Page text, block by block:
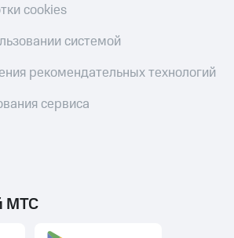
cookies
системой
рекомендательных технологий
сервиса
МТС